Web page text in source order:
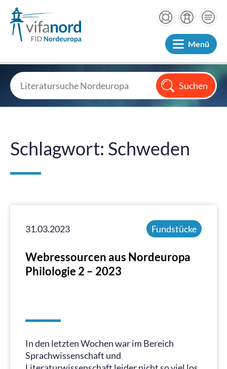
Menü
Schlagwort: Schweden
31.03.2023 Fundstücke
Webressourcen aus Nordeuropa
Philologie 2 – 2023
In den letzten Wochen war im Bereich
Sprachwissenschaft und